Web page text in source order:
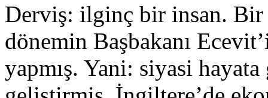
Derviş: ilginç bir insan. Bir
dönemin Başbakanı
yapmış. Yani: siyasi